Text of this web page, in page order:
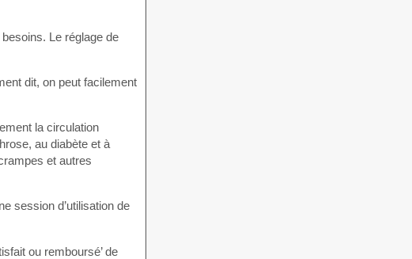
Le réglage de
dit, on peut facilement
la circulation
au diabète et à
et autres
session d’utilisation de
ou remboursé’ de